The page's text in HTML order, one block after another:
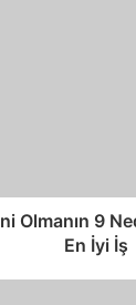
Olmanın 9
En İyi İş